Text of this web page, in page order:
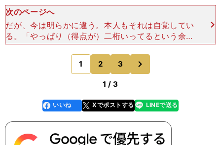
次のページへ
だが、今は明らかに違う。本人もそれは自覚してい
る。「やっぱり（得点が）二桁いってるという余裕
は大きいですね。ここからはひとつひとつ積み重ね
るだけかな、と。それまでは何となく自信がないと
いうか、『と
1 2 3
1 / 3
faceboo
k
いいね Xでポストする
line LINEで送る